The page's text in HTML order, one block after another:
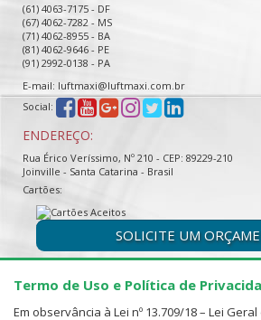
(61) 4063-7175 - DF
(67) 4062-7282 - MS
(71) 4062-8955 - BA
(81) 4062-9646 - PE
(91) 2992-0138 - PA
E-mail: luftmaxi@luftmaxi.com.br
Social:
ENDEREÇO:
Rua Érico Veríssimo, Nº 210 - CEP: 89229-210
Joinville - Santa Catarina - Brasil
Cartões:
SOLICITE UM
Termo de Uso e Política de
Em observância à Lei nº 13.709/18 – Lei